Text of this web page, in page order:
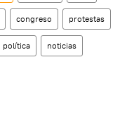
congreso protestas
política noticias